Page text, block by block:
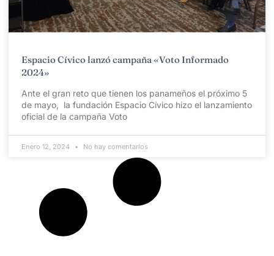
Espacio Cívico lanzó campaña «Voto Informado
2024»
Ante el gran reto que tienen los panameños el próximo 5
de mayo, la fundación Espacio Cívico hizo el lanzamiento
oficial de la campaña Voto
Enero 12, 2024 No hay comentarios